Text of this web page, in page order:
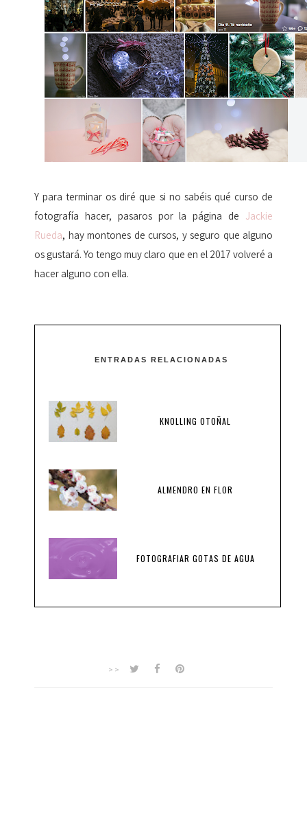
Y para terminar os diré que si no sabéis qué curso de
fotografía hacer, pasaros por la página de Jackie
Rueda, hay montones de cursos, y seguro que alguno
os gustará. Yo tengo muy claro que en el 2017 volveré a
hacer alguno con ella.
ENTRADAS RELACIONADAS
KNOLLING OTOÑAL
ALMENDRO EN FLOR
FOTOGRAFIAR GOTAS DE AGUA
>>